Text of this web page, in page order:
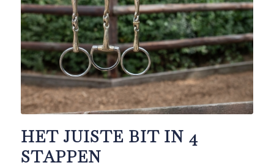
HET JUISTE BIT IN 4
STAPPEN